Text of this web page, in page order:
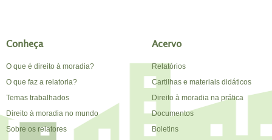
Conheça
O que é direito à moradia?
O que faz a relatoria?
Temas trabalhados
Direito à moradia no mundo
Sobre os relatores
Acervo
Relatórios
Cartilhas e materiais didáticos
Direito à moradia na prática
Documentos
Boletins